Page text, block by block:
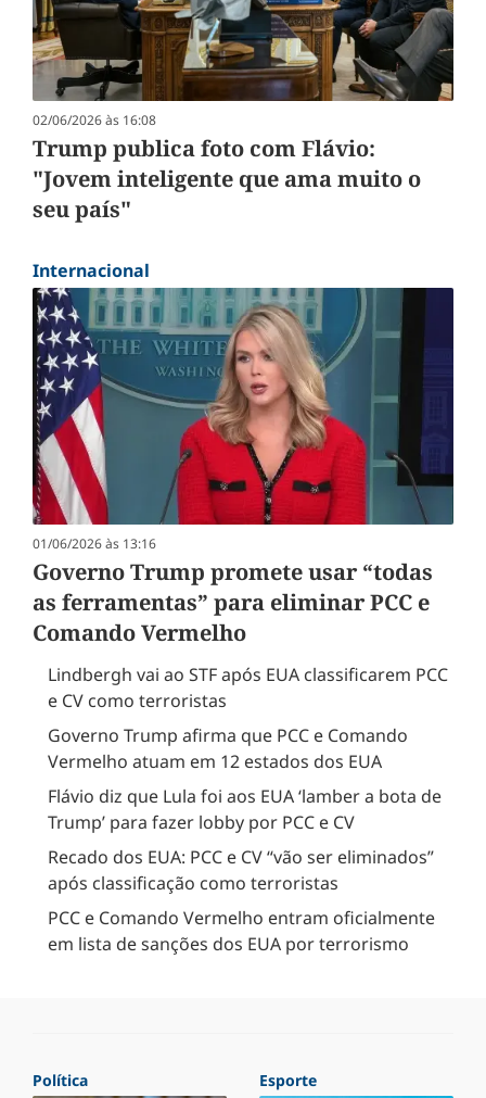
02/06/2026 às 16:08
Trump publica foto com Flávio:
"Jovem inteligente que ama muito o
seu país"
Internacional
01/06/2026 às 13:16
Governo Trump promete usar “todas
as ferramentas” para eliminar PCC e
Comando Vermelho
Lindbergh vai ao STF após EUA classificarem PCC
e CV como terroristas
Governo Trump afirma que PCC e Comando
Vermelho atuam em 12 estados dos EUA
Flávio diz que Lula foi aos EUA ‘lamber a bota de
Trump’ para fazer lobby por PCC e CV
Recado dos EUA: PCC e CV “vão ser eliminados”
após classificação como terroristas
PCC e Comando Vermelho entram oficialmente
em lista de sanções dos EUA por terrorismo
Política Esporte